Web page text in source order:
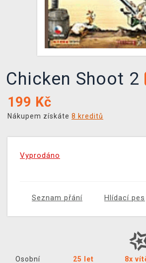
VÝKUP HER (BAZAR)
Chicken Shoot 2
199 Kč
Nákupem získáte 8 kreditů
Vyprodáno
Seznam přání Hlídací pes
Osobní
25 let
8x